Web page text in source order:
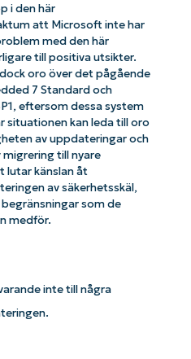
i den här
att Microsoft inte har
med den här
till positiva utsikter.
oro över det pågående
7 Standard och
eftersom dessa system
situationen kan leda till oro
av uppdateringar och
till nyare
lutar känslan åt
av säkerhetsskäl,
som de
medför.
inte till några